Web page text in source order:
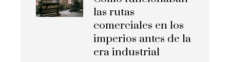
las rutas
comerciales en los
imperios antes de la
era industrial